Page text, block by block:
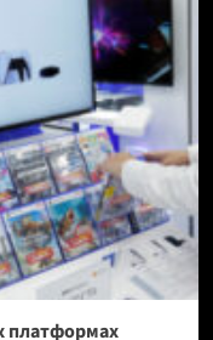
платформах